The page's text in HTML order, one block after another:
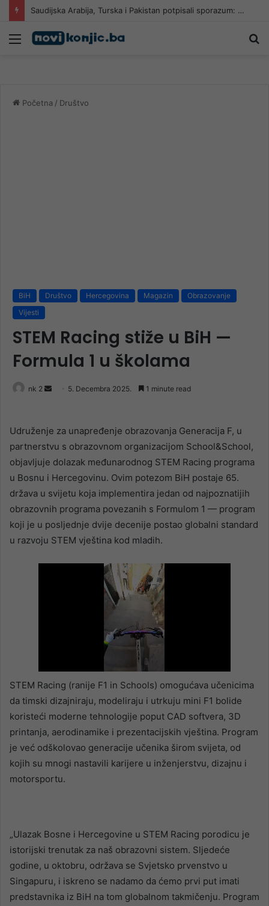
Saudijska Arabija, Turska i Pakistan potpisali sporazum: Napad na jednu zemlju smatrat će se napadom na sve tri
Meni
Početna / Društvo
BiH Društvo Hercegovina Magazin
Obrazovanje
Vijesti
STEM Racing stiže u BiH —
Formula 1 u školama
nk 2
Send 5. Decembra 2025. 1 minute read
Udruženje za unapređenje obrazovanja Generacija F, u
partnerstvu s obrazovnom organizacijom School&School,
objavljuje dolazak međunarodnog STEM Racing programa
u Bosnu i Hercegovinu. Ovim potezom BiH postaje 65.
država u svijetu koja implementira jedan od najpoznatijih
obrazovnih programa povezanih s Formulom 1 — program
koji je u posljednje dvije decenije postao globalni standard
u razvoju STEM vještina kod mladih.
STEM Racing (ranije F1 in Schools) omogućava učenicima
da timski dizajniraju, modeliraju i utrkuju mini F1 bolide
koristeći moderne tehnologije poput CAD softvera, 3D
printanja, aerodinamike i prezentacijskih vještina. Program
je već odškolovao generacije učenika širom svijeta, od
kojih su mnogi nastavili karijere u inženjerstvu, dizajnu i
motorsportu.
„Ulazak Bosne i Hercegovine u STEM Racing porodicu je
istorijski trenutak za naš obrazovni sistem. Sljedeće
godine, u oktobru, održava se Svjetsko prvenstvo u
Singapuru, i iskreno se nadamo da ćemo prvi put imati
predstavnika iz BiH na tom globalnom takmičenju. Program